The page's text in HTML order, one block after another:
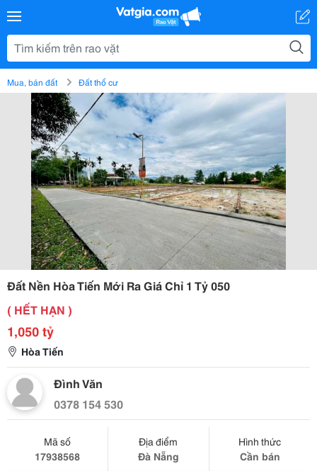
Mua, bán đất Đất thổ cư
Đất Nền Hòa Tiến Mới Ra Giá Chỉ 1 Tỷ 050
( HẾT HẠN )
1,050 tỷ
Hòa Tiến
Đình Văn
0378 154 530
Mã số
17938568
Địa điểm
Đà Nẵng
Hình thức
Cần bán